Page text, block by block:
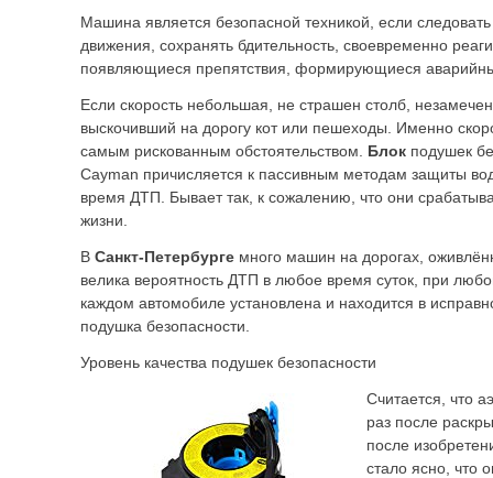
Машина является безопасной техникой, если
движения, сохранять бдительность, своевременно
появляющиеся препятствия, формирующиеся
Если скорость небольшая, не страшен столб,
выскочивший на дорогу кот или пешеходы. Именно
самым рискованным обстоятельством. Блок подушек
Cayman причисляется к пассивным методам защиты
время ДТП. Бывает так, к сожалению, что они
жизни.
В Санкт-Петербурге много машин на дорогах,
велика вероятность ДТП в любое время суток, при
каждом автомобиле установлена и находится в
подушка безопасности.
Уровень качества подушек безопасности
Считается, что
раз после
после
стало ясно, что